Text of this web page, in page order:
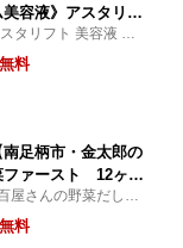
容液》アスタリフ
セルアクティブセ
フィル×2） 【 化
タリフト 美容液 シ
イジング スキンケ
混合肌 ギフト 神奈川
料
南足柄市・金太郎の
ファースト 12ヶ月
ギフト プレゼント
い まとめ買い 8種
屋さんの野菜だし 飲
神奈川県 南足柄市
不足の解消におすす
料